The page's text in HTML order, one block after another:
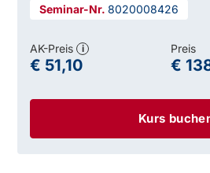
8020008426
Kurs
AK-Preis i
€ 51,10
Preis
€